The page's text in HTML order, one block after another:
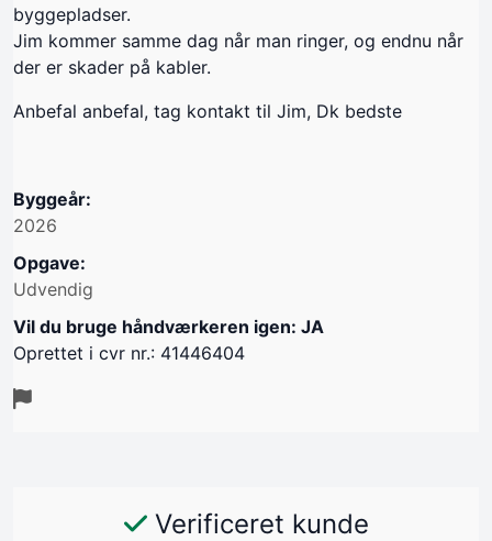
byggepladser.
Jim kommer samme dag når man ringer, og endnu når
der er skader på kabler.
Anbefal anbefal, tag kontakt til Jim, Dk bedste
Byggeår:
2026
Opgave:
Udvendig
Vil du bruge håndværkeren igen: JA
Oprettet i cvr nr.: 41446404
Verificeret kunde